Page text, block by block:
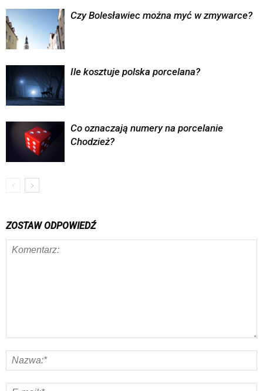
Czy Bolesławiec można myć w zmywarce?
Ile kosztuje polska porcelana?
Co oznaczają numery na porcelanie
Chodzież?
ZOSTAW ODPOWIEDŹ